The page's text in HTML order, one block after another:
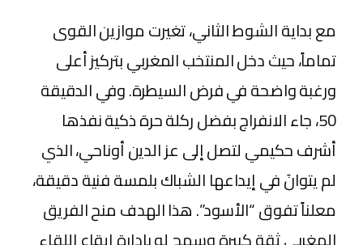
​مع بداية الشوط الثاني، تغيرت موازين القوى
تماماً، حيث دخل المنتخب المغربي بتركيز أعلى
ورغبة واضحة في فرض السيطرة. وفي الدقيقة
50، جاء الانفراج بفضل ركلة حرة ذكية نفذها
أشرف حكيمي لتصل إلى عز الدين أوناحي، الذي
لم يتوانَ في إيداعها الشباك بلمسة فنية دقيقة،
معلناً تفوق “الأسود”. هذا الهدف منح الفريق